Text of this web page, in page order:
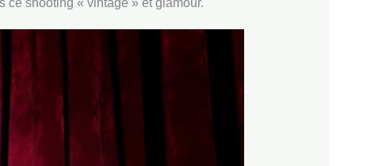
ce shooting « vintage » et glamour.